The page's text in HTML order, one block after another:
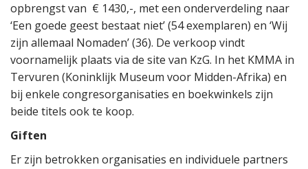
opbrengst van € 1430,-, met een onderverdeling naar
‘Een goede geest bestaat niet’ (54 exemplaren) en ‘Wij
zijn allemaal Nomaden’ (36). De verkoop vindt
voornamelijk plaats via de site van KzG. In het KMMA in
Tervuren (Koninklijk Museum voor Midden-Afrika) en
bij enkele congresorganisaties en boekwinkels zijn
beide titels ook te koop.
Giften
Er zijn betrokken organisaties en individuele partners